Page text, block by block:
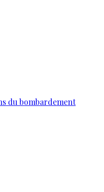
du bombardement